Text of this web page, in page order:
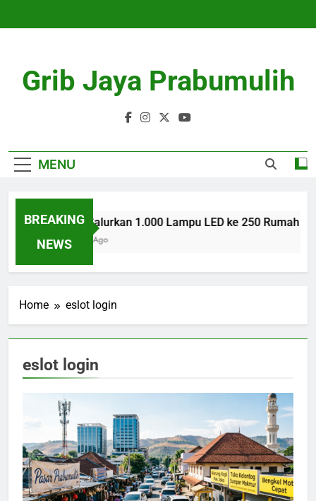
Grib Jaya Prabumulih
MENU
BREAKING
NEWS
AZKO Salurkan 1.000 Lampu LED ke 250 Rumah
3 Months Ago
Home eslot login
eslot login